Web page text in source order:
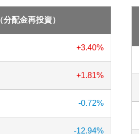
分配金再投資）
+3.40%
+1.81%
-0.72%
-12.94%